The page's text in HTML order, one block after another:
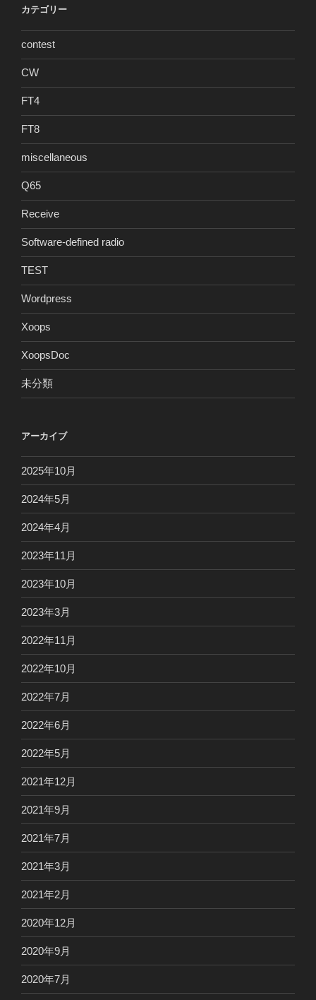
カテゴリー
contest
CW
FT4
FT8
miscellaneous
Q65
Receive
Software-defined radio
TEST
Wordpress
Xoops
XoopsDoc
未分類
アーカイブ
2025年10月
2024年5月
2024年4月
2023年11月
2023年10月
2023年3月
2022年11月
2022年10月
2022年7月
2022年6月
2022年5月
2021年12月
2021年9月
2021年7月
2021年3月
2021年2月
2020年12月
2020年9月
2020年7月